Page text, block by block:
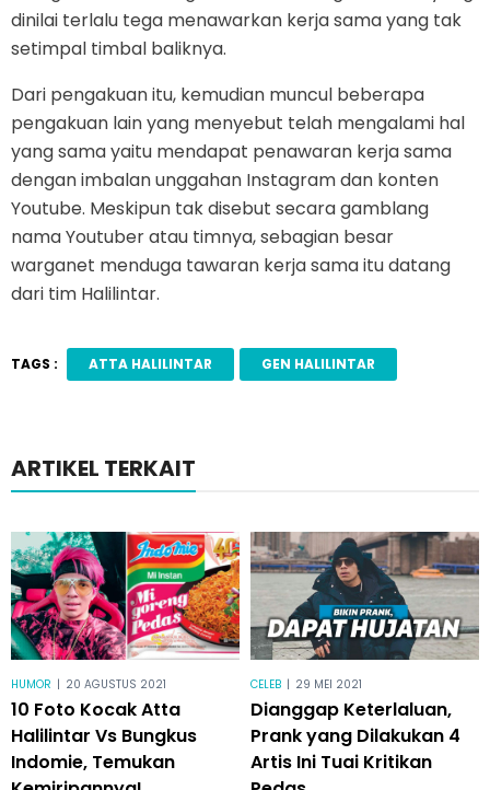
dinilai terlalu tega menawarkan kerja sama yang tak
setimpal timbal baliknya.
Dari pengakuan itu, kemudian muncul beberapa
pengakuan lain yang menyebut telah mengalami hal
yang sama yaitu mendapat penawaran kerja sama
dengan imbalan unggahan Instagram dan konten
Youtube. Meskipun tak disebut secara gamblang
nama Youtuber atau timnya, sebagian besar
warganet menduga tawaran kerja sama itu datang
dari tim Halilintar.
TAGS : ATTA HALILINTAR GEN HALILINTAR
ARTIKEL TERKAIT
HUMOR | 20 AGUSTUS 2021
10 Foto Kocak Atta
Halilintar Vs Bungkus
Indomie, Temukan
CELEB | 29 MEI 2021
Dianggap Keterlaluan,
Prank yang Dilakukan 4
Artis Ini Tuai Kritikan